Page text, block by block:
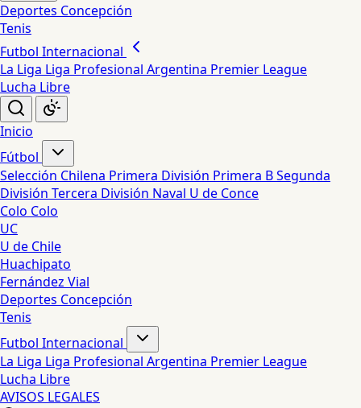
Deportes Concepción
Tenis
Futbol Internacional
La Liga Liga Profesional Argentina Premier League
Lucha Libre
Inicio
Fútbol
Selección Chilena Primera División Primera BSegunda
División Tercera División Naval U de Conce
Colo Colo
UC
U de Chile
Huachipato
Fernández Vial
Deportes Concepción
Tenis
Futbol Internacional
La Liga Liga Profesional Argentina Premier League
Lucha Libre
AVISOS LEGALES